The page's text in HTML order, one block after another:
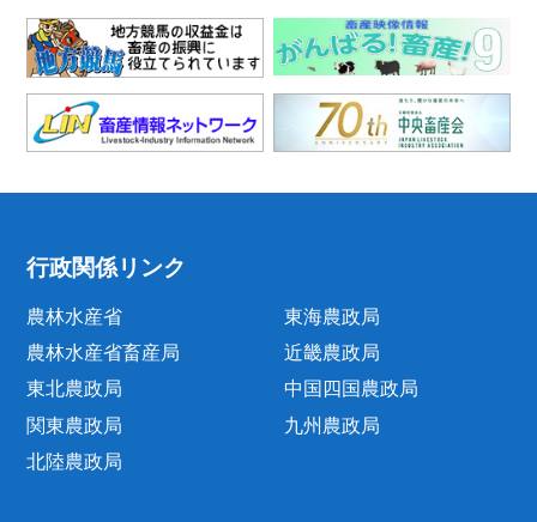
行政関係リンク
農林水産省
農林水産省畜産局
東北農政局
関東農政局
北陸農政局
東海農政局
近畿農政局
中国四国農政局
九州農政局